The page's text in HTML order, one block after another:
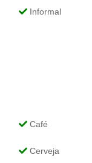
Informal
Café
Cerveja